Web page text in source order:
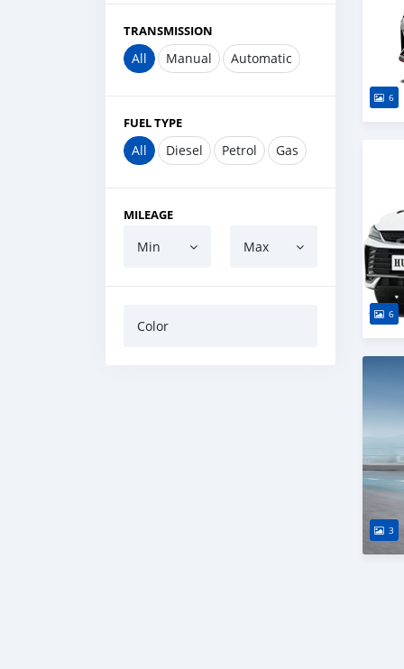
TRANSMISSION
All Manual Automatic
FUEL TYPE
All Diesel Petrol Gas
MILEAGE
Min Max
Color
6
6
3